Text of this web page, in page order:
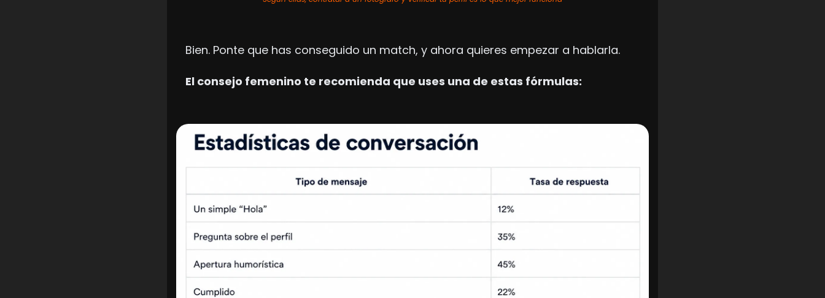
Bien. Ponte que has conseguido un match, y ahora quieres empezar a hablarla.
El consejo femenino te recomienda que uses una de estas fórmulas: